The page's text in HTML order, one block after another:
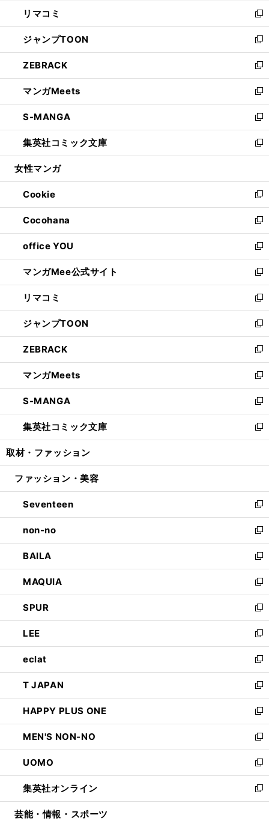
で
開
く
ド
ウ
で
開
く
ウ
ィ
ン
ド
ウ
で
開
く
し
い
ウ
ィ
ン
ド
ウ
で
開
く
リマコミ
新
し
い
ウ
ィ
ン
ド
ウ
で
開
く
ジャンプTOON
新
し
い
ウ
ィ
ン
ド
ウ
で
開
ZEBRACK
新
し
い
ウ
ィ
ン
ド
ウ
開
く
マンガMeets
新
し
い
ウ
ィ
ン
ウ
で
開
く
S-MANGA
新
し
い
ウ
ン
ド
ウ
で
開
く
集英社コミック文庫
新
し
ウ
ィ
ン
ド
ウ
で
開
く
女性マンガ
Cookie
新
し
い
ウ
ィ
ン
ド
ウ
で
開
く
Cocohana
新
し
い
ウ
ィ
ン
ド
ウ
で
開
く
office YOU
新
し
い
ウ
ィ
ン
ド
ウ
で
開
く
マンガMee公式サイト
新
し
い
ウ
ィ
ン
ド
ウ
で
開
く
リマコミ
新
し
い
ウ
ィ
ン
ド
ウ
で
開
く
ジャンプTOON
新
し
い
ウ
ィ
ン
ド
ウ
で
開
ZEBRACK
新
し
い
ウ
ィ
ン
ド
ウ
開
マンガMeets
新
し
い
ウ
ィ
ン
ウ
開
く
S-MANGA
新
し
い
ウ
ン
ウ
で
開
く
集英社コミック文庫
新
し
ウ
ン
ド
ウ
で
開
く
取材・ファッション
ファッション・美容
Seventeen
新
し
い
ウ
ィ
ン
ド
ウ
で
開
く
non-no
新
し
い
ウ
ィ
ン
ド
ウ
で
開
く
BAILA
新
し
い
ウ
ィ
ン
ド
ウ
で
開
く
MAQUIA
新
し
い
ウ
ィ
ン
ド
ウ
で
開
く
SPUR
新
し
い
ウ
ィ
ン
ド
ウ
で
開
く
LEE
新
し
い
ウ
ィ
ン
ド
ウ
で
開
く
eclat
新
し
い
ウ
ィ
ン
ド
ウ
で
開
く
T JAPAN
新
し
い
ウ
ィ
ン
ド
ウ
で
開
HAPPY PLUS ONE
新
し
い
ウ
ィ
ン
ド
ウ
MEN'S NON-NO
新
し
い
ウ
ィ
ン
UOMO
新
し
い
ウ
集英社オンライン
新
し
芸能・情報・スポーツ